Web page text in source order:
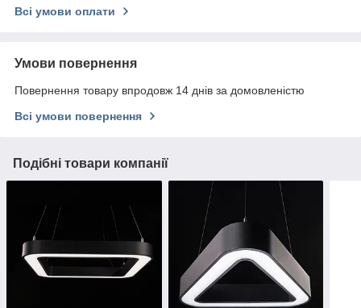
Всі умови оплати
Умови повернення
Повернення товару впродовж 14 днів за домовленістю
Всі умови повернення
Подібні товари компанії